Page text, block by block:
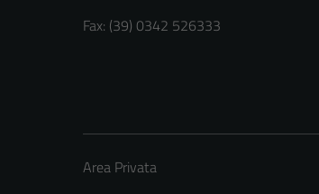
Fax: (39) 0342 526333
Area Privata